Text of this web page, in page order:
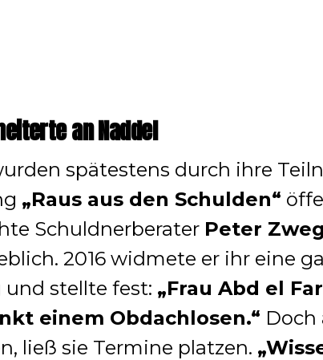
an Naddel
spätestens durch ihre
„Raus aus den Schulden“
Schuldnerberater Peter
2016 widmete er ihr eine
stellte fest: „Frau Abd el
einem Obdachlosen.“ Doch
ließ sie Termine platzen.